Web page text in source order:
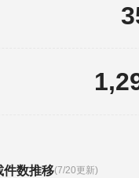
件数推移(7/20更新)